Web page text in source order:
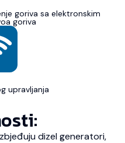
goriva sa elektronskim
goriva
upravljanja
dizel generatori,